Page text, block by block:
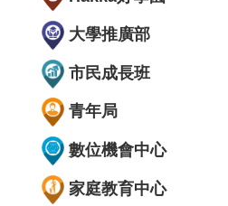
大學推廣部
市民成長班
青年局
數位機會中心
家庭教育中心